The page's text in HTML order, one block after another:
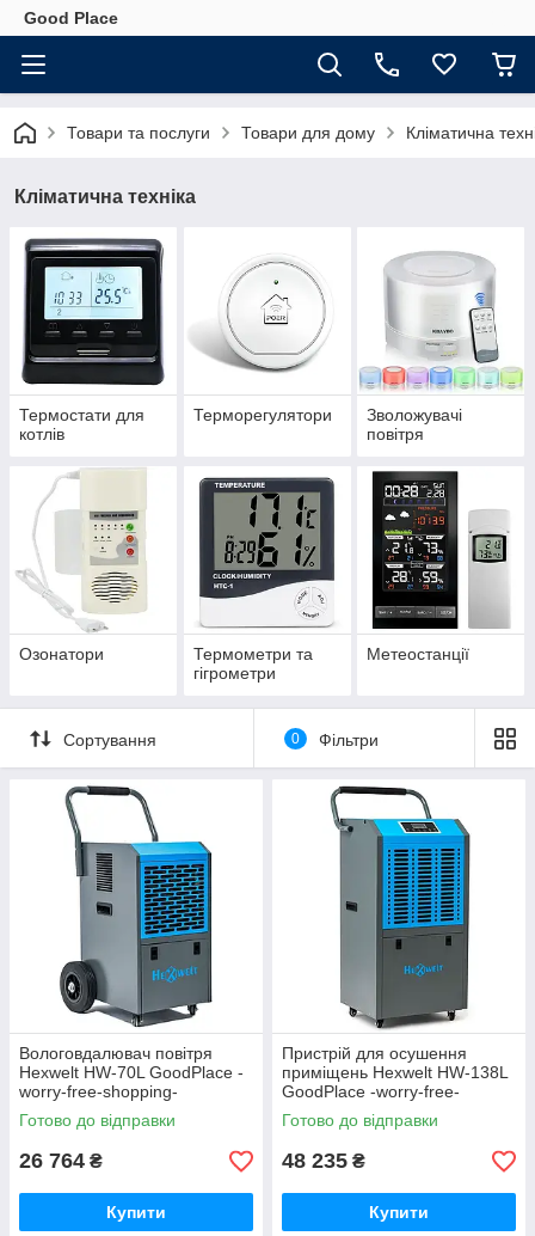
Good Place
Товари та послуги Товари для дому Кліматична
Кліматична техніка
Термостати для
котлів
Терморегулятори
Зволожувачі
повітря
Озонатори
Термометри та
гігрометри
Метеостанції
Сортування 0 Фільтри
Вологовдалювач повітря
Hexwelt HW-70L GoodPlace -
worry-free-shopping-
Готово до відправки
26 764 ₴
Купити
Пристрій для осушення
приміщень Hexwelt HW-138L
GoodPlace -worry-free-
shopping-
Готово до відправки
48 235 ₴
Купити